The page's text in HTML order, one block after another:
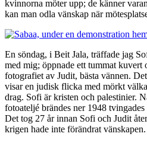
kvinnorna möter upp; de känner
kan man odla vänskap när
En söndag, i Beit Jala, träffade jag
med mig; öppnade ett tummat kuvert
fotografiet av Judit, bästa vännen.
visar en judisk flicka med mörkt
drag. Sofi är kristen och palestinier.
fotoateljé brändes ner 1948
Det tog 27 år innan Sofi och Judit
krigen hade inte förändrat vänskapen.